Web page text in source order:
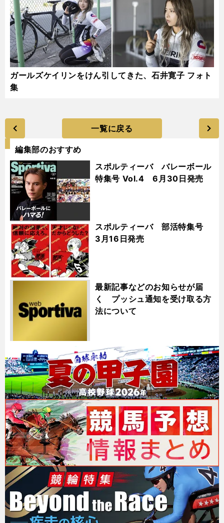
ガールズケイリンをけん引してきた、石井寛子 フォト
集
一覧に戻る
編集部のおすすめ
スポルティーバ バレーボール
特集号 Vol.4 6月30日発売
スポルティーバ 部活特集号
3月16日発売
最新記事などのお知らせが届
く プッシュ通知を受け取る方
法について